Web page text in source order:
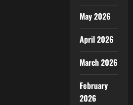
May 2026
April 2026
March 2026
February
2026